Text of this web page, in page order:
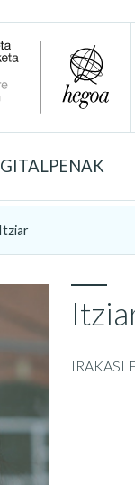
Itziar